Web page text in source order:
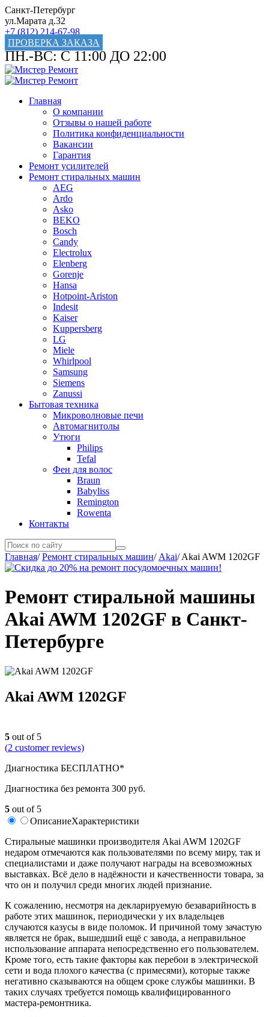
Санкт-Петербург
ул.Марата д.32
+7 (812) 214-67-98
ПРОВЕРКА ЗАКАЗА
ПН.-ВС: С 11:00 ДО 22:00
Главная
О компании
Отзывы о нашей работе
Политика конфиденциальности
Вакансии
Гарантия
Ремонт усилителей
Ремонт стиральных машин
AEG
Ardo
Asko
BEKO
Bosch
Candy
Electrolux
Elenberg
Gorenje
Hansa
Hotpoint-Ariston
Indesit
Kaiser
Kuppersberg
LG
Miele
Whirlpool
Samsung
Siemens
Zanussi
Бытовая техника
Микроволновые печи
Автомагнитолы
Утюги
Philips
Tefal
Фен для волос
Braun
Babyliss
Remington
Rowenta
Контакты
Главная/Ремонт стиральных машин/ Akai/Akai AWM 1202GF
Ремонт стиральной машины
Akai AWM 1202GF в Санкт-
Петербурге
Akai AWM 1202GF
5 out of 5
(2 customer reviews)
Диагностика БЕСПЛАТНО*
Диагностика без ремонта 300 руб.
5 out of 5
ОписаниеХарактеристики
Стиральные машинки производителя Akai AWM 1202GF
недаром отмечаются как пользователями по всему миру, так и
специалистами и даже получают награды на всевозможных
выставках. Всё дело в надёжности и качественности товара, за
что он и получил среди многих людей признание.
К сожалению, несмотря на декларируемую безаварийность в
работе этих машинок, периодически у их владельцев
случаются казусы в виде поломок. И причиной тому зачастую
является не брак, вышедший ещё с завода, а неправильное
использование аппарата непосредственно его пользователем.
Кроме того, есть такие факторы как перебои в электрической
сети и вода плохого качества (с примесями), которые также
негативно сказываются на общем сроке службы машинки. В
таких случаях требуется помощь квалифицированного
мастера-ремонтника.